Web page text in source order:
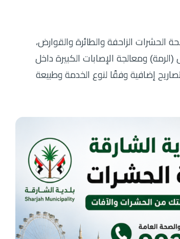
الزاحفة والطائرة والقوارض،
ومعالجة الإصابات الكبيرة داخل
إضافية وفقًا لنوع الخدمة وطبيعة